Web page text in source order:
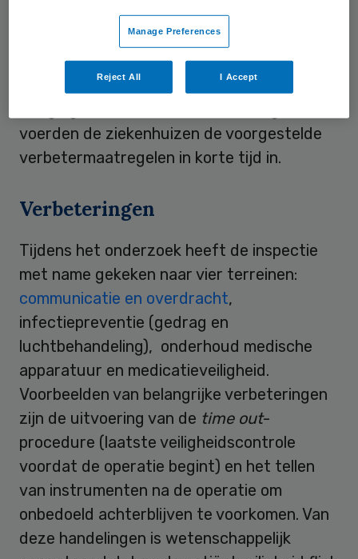
Tijdens een nieuw onderzoek in 2009
constateerde de IGZ dat geen van de
onderzochte ziekenhuizen alle benodigde
verbetermaatregelen had ingevoerd. Pas na
voerden de ziekenhuizen de voorgestelde
verbetermaatregelen in korte tijd in.
Verbeteringen
Tijdens het onderzoek heeft de inspectie
met name gekeken naar vier terreinen:
communicatie en overdracht,
infectiepreventie (gedrag en
luchtbehandeling), onderhoud medische
apparatuur en medicatieveiligheid.
Voorbeelden van belangrijke verbeteringen
zijn de uitvoering van de time out-
procedure (laatste veiligheidscontrole
voordat de operatie begint) en het tellen
van instrumenten na de operatie om
onbedoeld achterblijven te voorkomen. Van
deze handelingen is wetenschappelijk
Manage Preferences
Reject All I Accept